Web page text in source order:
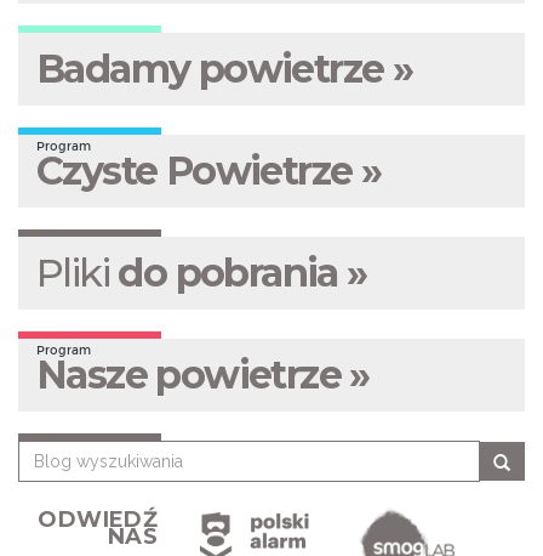
Badamy powietrze »
Program
Czyste Powietrze »
Pliki do pobrania »
Program
Nasze powietrze »
ODWIEDŹ
NAS